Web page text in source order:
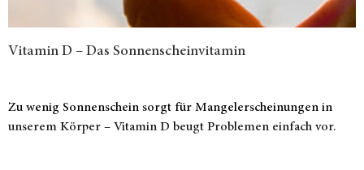
Vitamin D – Das Sonnenscheinvitamin
Zu wenig Sonnenschein sorgt für Mangelerscheinungen in
unserem Körper – Vitamin D beugt Problemen einfach vor.